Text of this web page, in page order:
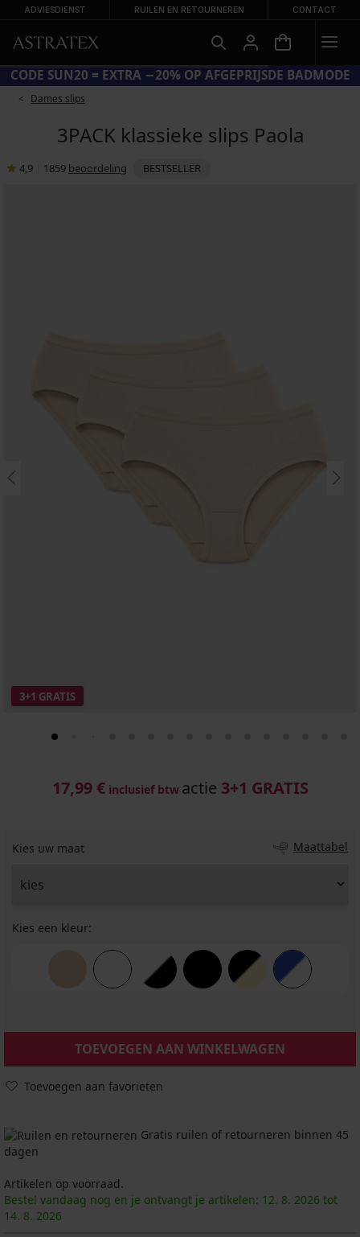
ADVIESDIENST RUILEN EN RETOURNEREN CONTACT
CODE SUN20 = EXTRA −20% OP AFGEPRIJSDE BADMODE
Dames slips
3PACK klassieke slips Paola
4,9 1859 beoordeling BESTSELLER
3+1 GRATIS
17,99 € inclusief btw actie 3+1 GRATIS
Kies uw maat Maattabel
Kies een kleur:
TOEVOEGEN AAN WINKELWAGEN
Toevoegen aan favorieten
Gratis ruilen of retourneren binnen 45
dagen
Artikelen op voorraad.
Bestel vandaag nog en je ontvangt je artikelen: 12. 8. 2026 tot
14. 8. 2026